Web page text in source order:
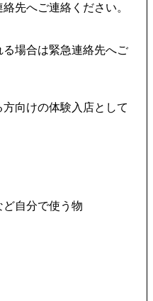
先へご連絡ください。
場合は緊急連絡先へご
向けの体験入店として
自分で使う物